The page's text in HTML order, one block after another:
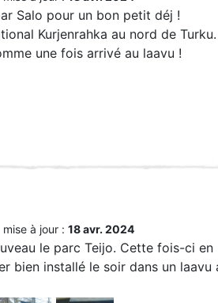
Salo pour un bon petit déj !
Kurjenrahka au nord de
une fois arrivé au laavu !
mise à jour : 18 avr. 2024
le parc Teijo. Cette fois-ci en
bien installé le soir dans un